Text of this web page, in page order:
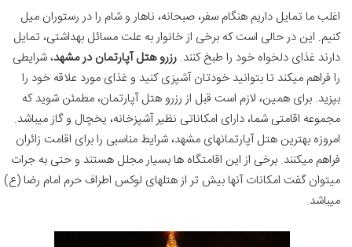
اغلب ما تمایل داریم هنگام سفر، صبحانه، ناهار و شام را در رستوران میل
کنیم. این در حالی است که برخی از خانوار به علت مسائل بهداشتی، تمایل
دارند غذای دلخواه خود را طبخ کنند. رزرو هتل آپارتمان در مشهد، شرایطی
را فراهم می‎کند تا بتوانید خودتان آشپزی کنید و غذای مورد علاقه خود را
بپزید. برای همین، لازم است قبل از رزرو هتل آپارتمان، مطمئن شوید که
مجموعه اقامتی شما، دارای امکاناتی نظیر آشپزخانه، یخچال و گاز می‎باشد.
امروزه بهترین هتل آپارتمان‎های مشهد، شرایط مناسبی را برای اقامت زائران
فراهم می‎کنند. برخی از این اقامتگاه ها بسیار مجلل هستند و حتی به جرات
می‎توان گفت امکانات آن‎ها بیش تر از هتل‎های لوکس اطراف حرم امام رضا (ع)
می‎باشد.